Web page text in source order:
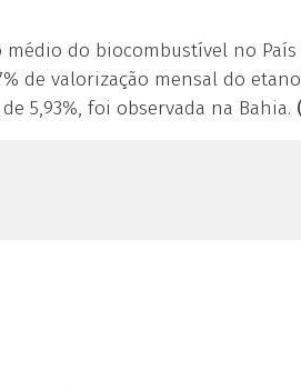
do biocombustível no
de valorização mensal do
5,93%, foi observada na Bahia.